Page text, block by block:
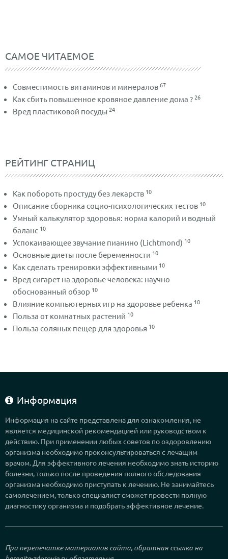
САМОЕ ЧИТАЕМОЕ
Совместимость витаминов и минералов67
Как сбить повышенное кровяное давление дома ? 26
Вред пластиковой посуды 24
РЕЙТИНГ СТРАНИЦ
Как побороть простуду без лекарств 10
Описание сборника социо-психологических тестов 10
Умный калькулятор здоровья: норма калорий и водный
баланс 10
Успокаивающее звучание пианино (Lichtmond) 10
Основные диеты после беременности 10
Как сделать тренировки эффективными 10
Вред сигарет на здоровье человека: научно
обоснованный обзор 10
Влияние компьютерных игр на здоровье ребенка 10
Польза от комнатных растений 10
Польза соляных пещер для здоровья 10
Информация
Информация на сайте представлена для ознакомления, не
является медицинской рекомендацией или руководством к
действию. При применении любых советов по оздоровлению
организма необходимо проконсультироваться с лечащим
врачом. Для эффективного лечения необходимо знать историю
болезни, только после проведения полного обследования
организма необходимо приступать к лечению. Не занимайтесь
самолечением, только специалист сможет провести полную
диагностику организма и подобрать эффективное лечение.
При перепечатке материалов сайта, обратная ссылка на